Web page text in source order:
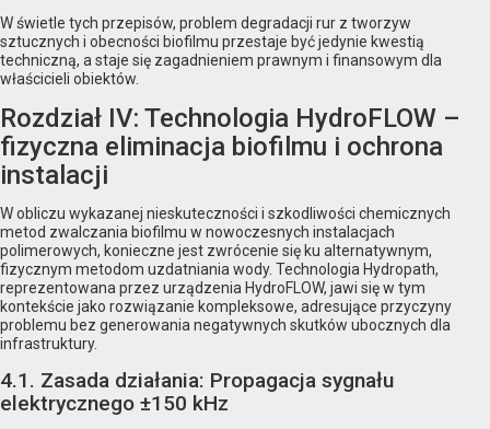
W świetle tych przepisów, problem degradacji rur z tworzyw
sztucznych i obecności biofilmu przestaje być jedynie kwestią
techniczną, a staje się zagadnieniem prawnym i finansowym dla
właścicieli obiektów.
Rozdział IV: Technologia HydroFLOW –
fizyczna eliminacja biofilmu i ochrona
instalacji
W obliczu wykazanej nieskuteczności i szkodliwości chemicznych
metod zwalczania biofilmu w nowoczesnych instalacjach
polimerowych, konieczne jest zwrócenie się ku alternatywnym,
fizycznym metodom uzdatniania wody. Technologia Hydropath,
reprezentowana przez urządzenia HydroFLOW, jawi się w tym
kontekście jako rozwiązanie kompleksowe, adresujące przyczyny
problemu bez generowania negatywnych skutków ubocznych dla
infrastruktury.
4.1. Zasada działania: Propagacja sygnału
elektrycznego ±150 kHz